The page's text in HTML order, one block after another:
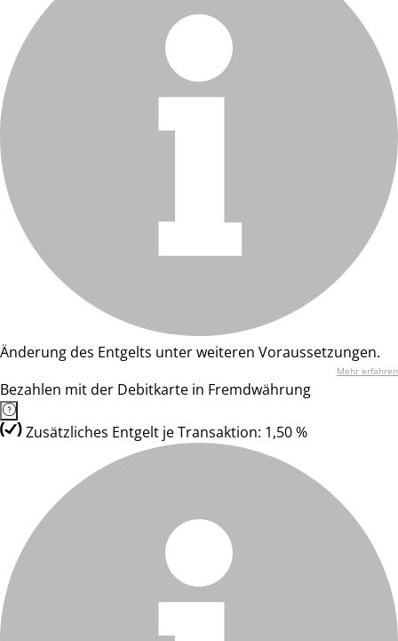
Änderung des Entgelts unter weiteren Voraussetzungen.
Mehr erfahren
Bezahlen mit der Debitkarte in Fremdwährung
Zusätzliches Entgelt je Transaktion: 1,50 %